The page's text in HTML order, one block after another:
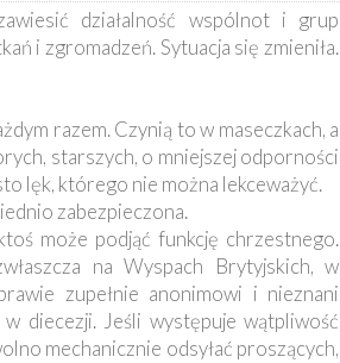
działalność wspólnot i grup
i zgromadzeń. Sytuacja się zmieniła.
razem. Czynią to w maseczkach, a
starszych, o mniejszej odporności
lęk, którego nie można lekceważyć.
zabezpieczona.
może podjąć funkcję chrzestnego.
na Wyspach Brytyjskich, w
zupełnie anonimowi i nieznani
diecezji. Jeśli występuje wątpliwość
mechanicznie odsyłać proszących,